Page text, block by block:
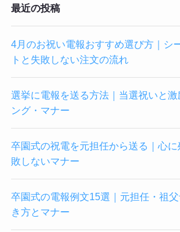
最近の投稿
4月のお祝い電報おすすめ選び方｜シ
トと失敗しない注文の流れ
選挙に電報を送る方法｜当選祝いと激
ング・マナー
卒園式の祝電を元担任から送る｜心
敗しないマナー
卒園式の電報例文15選｜元担任・祖
き方とマナー